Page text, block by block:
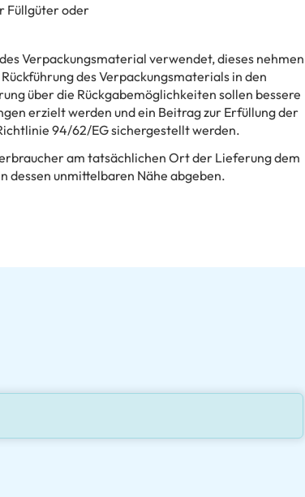
Füllgüter oder
Verpackungsmaterial verwendet, dieses nehmen
des Verpackungsmaterials in den
über die Rückgabemöglichkeiten sollen bessere
erzielt werden und ein Beitrag zur Erfüllung der
94/62/EG sichergestellt werden.
am tatsächlichen Ort der Lieferung dem
dessen unmittelbaren Nähe abgeben.